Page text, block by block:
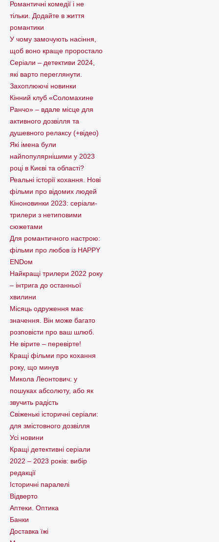
Романтичні комедії і не
тільки. Додайте в життя
романтики
У чому замочують насіння,
щоб воно краще проростало
Серіали – детективи 2024,
які варто пеpеглянути.
Захоплюючі новинки
Кінний клуб «Соломахине
Ранчо» – вдале місце для
активного дозвілля та
душевного релаксу (+відео)
Які імена були
найпопулярнішими у 2023
році в Києві та області?
Реальні історії кохання. Нові
фільми про відомих людей
Кіноновинки 2023: серіали-
трилери з нетиповими
сюжетами
Для романтичного настрою:
фільми про любов із HAPPY
ENDом
Найкращі трилери 2022 року
– інтрига до останньої
хвилини
Місяць одруження має
значення. Він може багато
розповісти про ваш шлюб.
Не вірите – перевірте!
Кращі фільми про кохання
року, що минув
Микола Леонтович: у
пошуках абсолюту, або як
звучить радість
Свіженькі історичні серіали:
для змістовного дозвілля
Усі новини
Кращі детективні серіали
2022 – 2023 років: вибір
редакції
Історичні паралелі
Відверто
Аптеки. Оптика
Банки
Доставка їжі